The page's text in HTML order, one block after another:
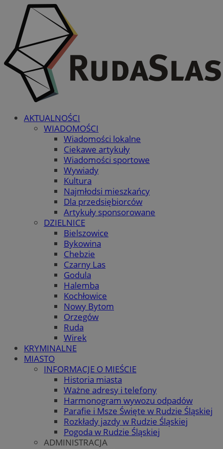
AKTUALNOŚCI
WIADOMOŚCI
Wiadomości lokalne
Ciekawe artykuły
Wiadomości sportowe
Wywiady
Kultura
Najmłodsi mieszkańcy
Dla przedsiębiorców
Artykuły sponsorowane
DZIELNICE
Bielszowice
Bykowina
Chebzie
Czarny Las
Godula
Halemba
Kochłowice
Nowy Bytom
Orzegów
Ruda
Wirek
KRYMINALNE
MIASTO
INFORMACJE O MIEŚCIE
Historia miasta
Ważne adresy i telefony
Harmonogram wywozu odpadów
Parafie i Msze Święte w Rudzie Śląskiej
Rozkłady jazdy w Rudzie Śląskiej
Pogoda w Rudzie Śląskiej
ADMINISTRACJA